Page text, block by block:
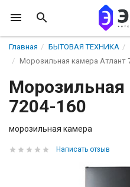
Главная БЫТОВАЯ ТЕХНИКА
Морозильная камера Атлант
Морозильная
7204-160
морозильная камера
Написать отзыв